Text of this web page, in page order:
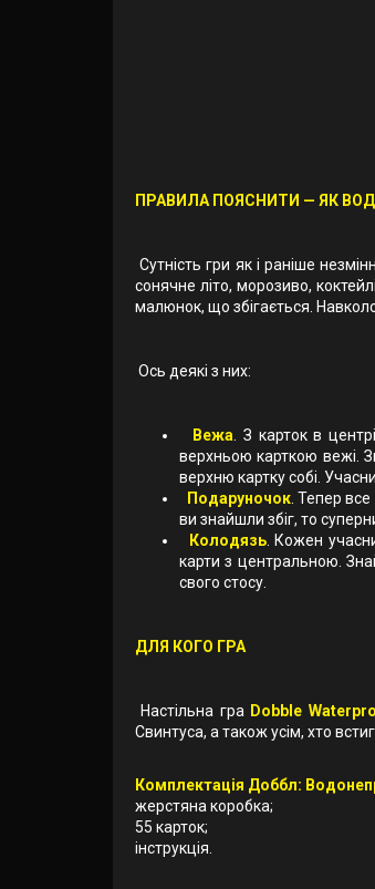
ПРАВИЛА ПОЯСНИТИ — ЯК
Сутність гри як і раніше
сонячне літо, морозиво,
малюнок, що збігається. Навколо
Ось деякі з них:
Вежа . З карток в
верхньою карткою вежі.
верхню картку собі.
Подаруночок. Тепер все
ви знайшли збіг, то
Колодязь. Кожен
карти з центральною.
свого стосу.
ДЛЯ КОГО ГРА
Настільна гра Dobble
Свинтуса, а також усім, хто
Комплектація Доббл:
жерстяна коробка;
55 карток;
інструкція.